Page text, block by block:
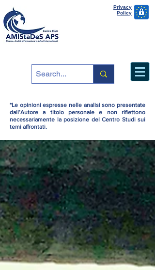
Privacy
Policy
*Le opinioni espresse nelle analisi sono presentate
dall’Autore a titolo personale e non riflettono
necessariamente la posizione del Centro Studi sui
temi affrontati.